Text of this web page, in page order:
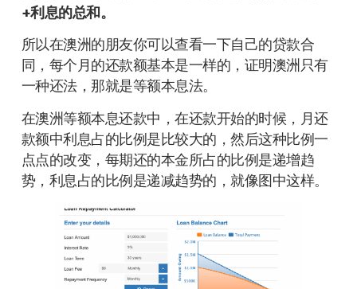
+利息的总和。
所以在澳洲的朋友你可以查看一下自己的贷款合
同，每个月的还款额基本是一样的，证明澳洲只有
一种还法，那就是等额本息法。
在澳洲等额本息还款中，在还款开始的时候，月还
款额中利息占的比例是比较大的，然后这种比例一
点点的改变，每期还的本金所占的比例是递增趋
势，利息占的比例是递减趋势的，就像图中这样。